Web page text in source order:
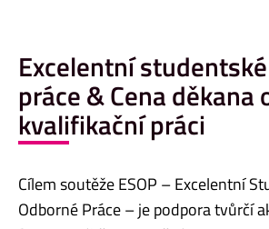
Excelentní
práce & Cena děkana
kvalifikační práci
Cílem soutěže ESOP – Excelentní
Odborné Práce – je podpora tvůrčí